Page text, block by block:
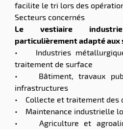
facilite le tri lors des
Secteurs concernés
Le vestiaire
particulièrement adapté aux
• Industries
traitement de surface
• Bâtiment, travaux
infrastructures
• Collecte et traitement des
• Maintenance industrielle
• Agriculture et